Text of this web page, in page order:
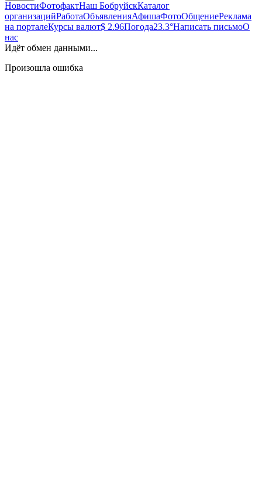
НовостиФотофактНаш БобруйскКаталог
организацийРаботаОбъявленияАфишаФотоОбщениеРеклама
на порталеКурсы валют$ 2.96Погода23.3°Написать письмоО
нас
Идёт обмен данными...
Произошла ошибка